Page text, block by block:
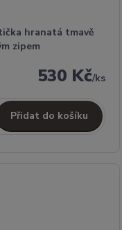
hranatá tmavě
zipem
530 Kč/ks
Přidat do košíku